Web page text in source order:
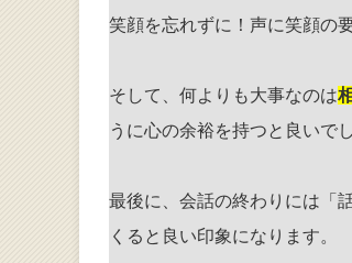
笑顔を忘れずに！声に笑顔の
そして、何よりも大事なのは
うに心の余裕を持つと良いでし
最後に、会話の終わりには「
くると良い印象になります。